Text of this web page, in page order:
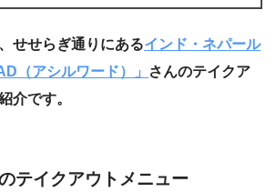
せせらぎ通りにあるインド・ネパール
（アシルワード）」
さんのテイクア
介です。
テイクアウトメニュー